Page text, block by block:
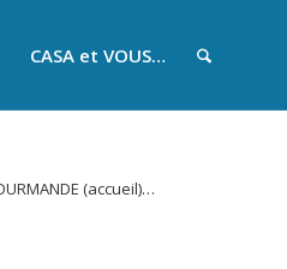
CASA et VOUS…
(accueil)…